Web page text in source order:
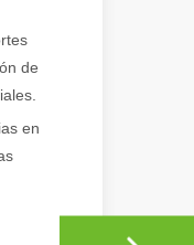
How Our
de
en